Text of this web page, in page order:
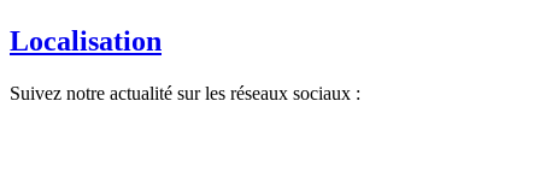
Localisation
Suivez notre actualité sur les réseaux sociaux :